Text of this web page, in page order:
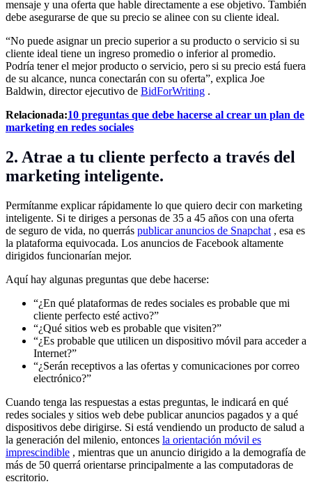
mensaje y una oferta que hable directamente a ese objetivo. También
debe asegurarse de que su precio se alinee con su cliente ideal.
“No puede asignar un precio superior a su producto o servicio si su
cliente ideal tiene un ingreso promedio o inferior al promedio.
Podría tener el mejor producto o servicio, pero si su precio está fuera
de su alcance, nunca conectarán con su oferta”, explica Joe
Baldwin, director ejecutivo de BidForWriting .
Relacionada:10 preguntas que debe hacerse al crear un plan de
marketing en redes sociales
2. Atrae a tu cliente perfecto a través del
marketing inteligente.
Permítanme explicar rápidamente lo que quiero decir con marketing
inteligente. Si te diriges a personas de 35 a 45 años con una oferta
de seguro de vida, no querrás publicar anuncios de Snapchat , esa es
la plataforma equivocada. Los anuncios de Facebook altamente
dirigidos funcionarían mejor.
Aquí hay algunas preguntas que debe hacerse:
“¿En qué plataformas de redes sociales es probable que mi
cliente perfecto esté activo?”
“¿Qué sitios web es probable que visiten?”
“¿Es probable que utilicen un dispositivo móvil para acceder a
Internet?”
“¿Serán receptivos a las ofertas y comunicaciones por correo
electrónico?”
Cuando tenga las respuestas a estas preguntas, le indicará en qué
redes sociales y sitios web debe publicar anuncios pagados y a qué
dispositivos debe dirigirse. Si está vendiendo un producto de salud a
la generación del milenio, entonces la orientación móvil es
imprescindible , mientras que un anuncio dirigido a la demografía de
más de 50 querrá orientarse principalmente a las computadoras de
escritorio.